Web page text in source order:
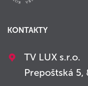
KONTAKTY
TV LUX s.r.o.
Prepoštská 5,